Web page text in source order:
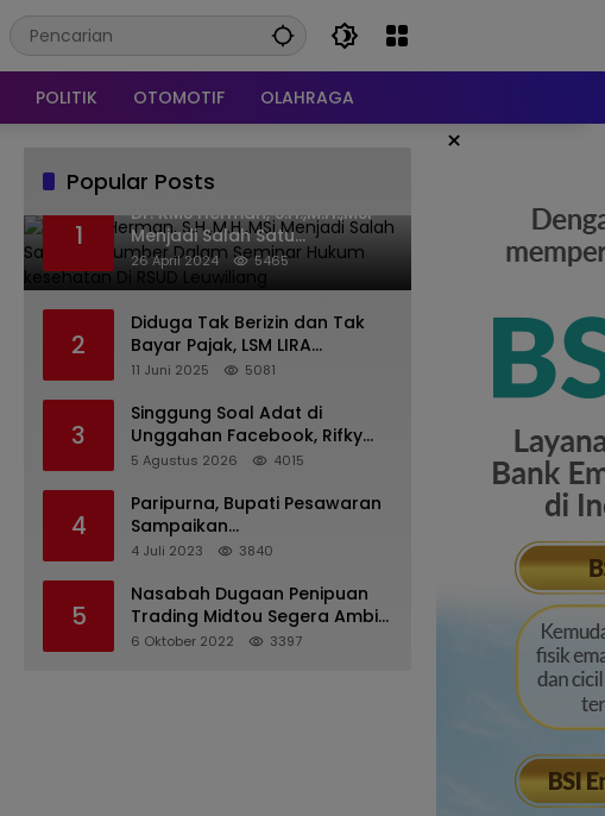
POLITIK OTOMOTIF OLAHRAGA
×
Popular Posts
1
Dr. KMS Herman, S.H.,M.H.,MSi
Menjadi Salah Satu
Narasumber Dalam Seminar
Hukum kesehatan Di RSUD
26 April 2024 5465
2
Diduga Tak Berizin dan Tak
Bayar Pajak, LSM LIRA
Laporkan Santerra de
Batu
11 Juni 2025 5081
3
Singgung Soal Adat di
Unggahan Facebook, Rifky
Desriana Minta Maaf ke PDA
5 Agustus 2026 4015
4
Paripurna, Bupati Pesawaran
Sampaikan
Pertanggungjawaban
4 Juli 2023 3840
5
Nasabah Dugaan Penipuan
Trading Midtou Segera Ambil
Langkah Hukum
6 Oktober 2022 3397